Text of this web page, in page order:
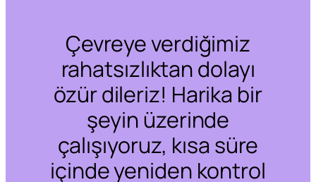
Çevreye verdiğimiz
rahatsızlıktan dolayı
özür dileriz! Harika bir
şeyin üzerinde
çalışıyoruz, kısa süre
içinde yeniden kontrol